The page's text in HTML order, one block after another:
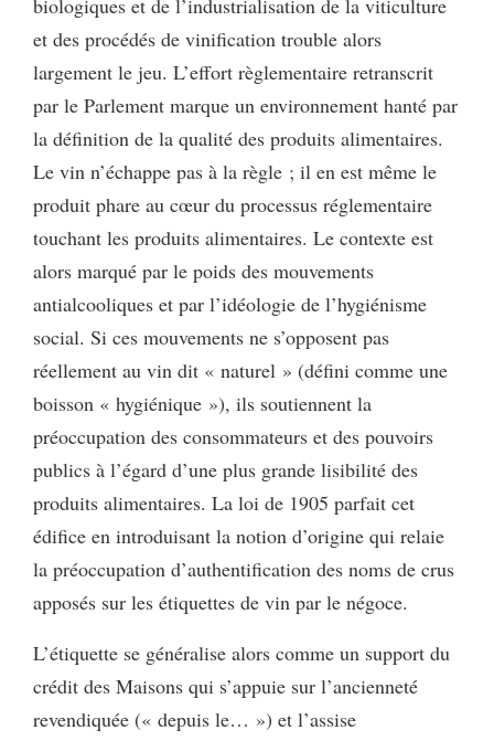
biologiques et de l’industrialisation de la viticulture
et des procédés de vinification trouble alors
largement le jeu. L’effort règlementaire retranscrit
par le Parlement marque un environnement hanté par
la définition de la qualité des produits alimentaires.
Le vin n’échappe pas à la règle ; il en est même le
produit phare au cœur du processus réglementaire
touchant les produits alimentaires. Le contexte est
alors marqué par le poids des mouvements
antialcooliques et par l’idéologie de l’hygiénisme
social. Si ces mouvements ne s’opposent pas
réellement au vin dit « naturel » (défini comme une
boisson « hygiénique »), ils soutiennent la
préoccupation des consommateurs et des pouvoirs
publics à l’égard d’une plus grande lisibilité des
produits alimentaires. La loi de 1905 parfait cet
édifice en introduisant la notion d’origine qui relaie
la préoccupation d’authentification des noms de crus
apposés sur les étiquettes de vin par le négoce.
L’étiquette se généralise alors comme un support du
crédit des Maisons qui s’appuie sur l’ancienneté
revendiquée (« depuis le… ») et l’assise